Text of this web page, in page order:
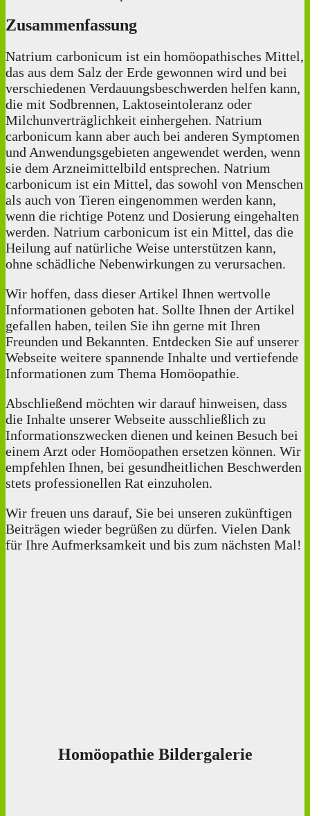
Zusammenfassung
Natrium carbonicum ist ein homöopathisches Mittel,
das aus dem Salz der Erde gewonnen wird und bei
verschiedenen Verdauungsbeschwerden helfen kann,
die mit Sodbrennen, Laktoseintoleranz oder
Milchunverträglichkeit einhergehen. Natrium
carbonicum kann aber auch bei anderen Symptomen
und Anwendungsgebieten angewendet werden, wenn
sie dem Arzneimittelbild entsprechen. Natrium
carbonicum ist ein Mittel, das sowohl von Menschen
als auch von Tieren eingenommen werden kann,
wenn die richtige Potenz und Dosierung eingehalten
werden. Natrium carbonicum ist ein Mittel, das die
Heilung auf natürliche Weise unterstützen kann,
ohne schädliche Nebenwirkungen zu verursachen.
Wir hoffen, dass dieser Artikel Ihnen wertvolle
Informationen geboten hat. Sollte Ihnen der Artikel
gefallen haben, teilen Sie ihn gerne mit Ihren
Freunden und Bekannten. Entdecken Sie auf unserer
Webseite weitere spannende Inhalte und vertiefende
Informationen zum Thema Homöopathie.
Abschließend möchten wir darauf hinweisen, dass
die Inhalte unserer Webseite ausschließlich zu
Informationszwecken dienen und keinen Besuch bei
einem Arzt oder Homöopathen ersetzen können. Wir
empfehlen Ihnen, bei gesundheitlichen Beschwerden
stets professionellen Rat einzuholen.
Wir freuen uns darauf, Sie bei unseren zukünftigen
Beiträgen wieder begrüßen zu dürfen. Vielen Dank
für Ihre Aufmerksamkeit und bis zum nächsten Mal!
Homöopathie Bildergalerie